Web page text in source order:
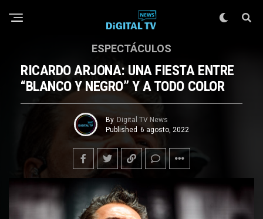
ESPECTÁCULOS
RICARDO ARJONA: UNA FIESTA ENTRE
“BLANCO Y NEGRO” Y A TODO COLOR
By Digital TV News
Published 6 agosto, 2022